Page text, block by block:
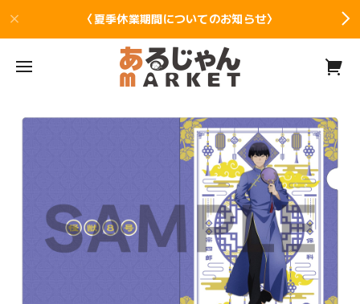
〈夏季休業期間についてのお知らせ〉